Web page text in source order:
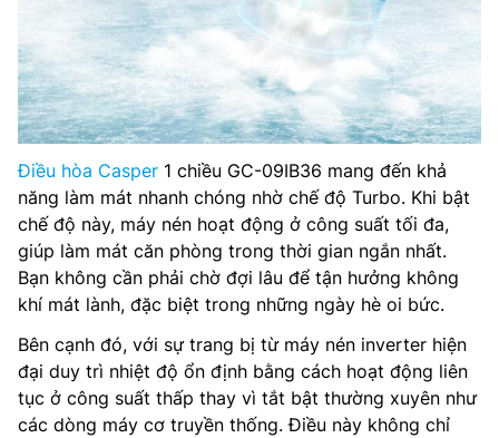
Điều hòa Casper 1 chiều GC-09IB36 mang đến khả
năng làm mát nhanh chóng nhờ chế độ Turbo. Khi bật
chế độ này, máy nén hoạt động ở công suất tối đa,
giúp làm mát căn phòng trong thời gian ngắn nhất.
Bạn không cần phải chờ đợi lâu để tận hưởng không
khí mát lành, đặc biệt trong những ngày hè oi bức.
Bên cạnh đó, với sự trang bị từ máy nén inverter hiện
đại duy trì nhiệt độ ổn định bằng cách hoạt động liên
tục ở công suất thấp thay vì tắt bật thường xuyên như
các dòng máy cơ truyền thống. Điều này không chỉ